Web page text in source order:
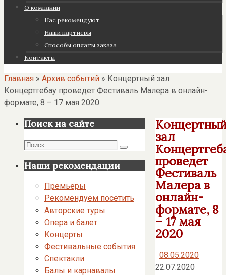
О компании
Нас рекомендуют
Наши партнеры
Cпособы оплаты заказа
Контакты
Главная » Архив событий » Концертный зал
Концертгебау проведет Фестиваль Малера в онлайн-
формате, 8 – 17 мая 2020
зал
проведет
Фестиваль
Малера в
онлайн-
формате, 8
– 17 мая
2020
08.05.2020
22.07.2020
Поиск на сайте
Поиск
Поиск
Наши рекомендации
Премьеры
Рекомендуем посетить
Авторские туры
Опера и балет
Концерты
Фестивальные события
Спектакли
Балы и карнавалы